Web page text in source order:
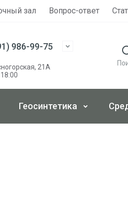
зал Вопрос-ответ
986-99-75
21А
Геосинтетика